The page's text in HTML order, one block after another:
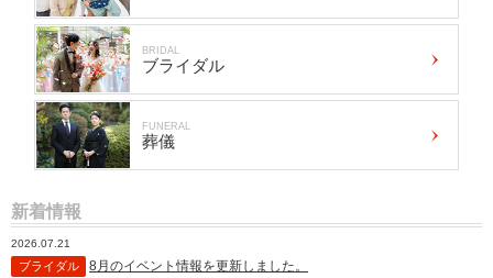
BRIDAL
ブライダル
FUNERAL
葬儀
新着情報
2026.07.21
ブライダル 8月のイベント情報を更新しました。